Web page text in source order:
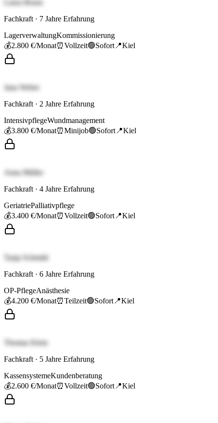
Laura Braun
Fachkraft · 7 Jahre Erfahrung
LagerverwaltungKommissionierung
💰2.800 €/Monat⏰Vollzeit🟢Sofort 📍Kiel
Jana Weber
Fachkraft · 2 Jahre Erfahrung
IntensivpflegeWundmanagement
💰3.800 €/Monat⏰Minijob🟢Sofort 📍Kiel
Anna Müller
Fachkraft · 4 Jahre Erfahrung
GeriatriePalliativpflege
💰3.400 €/Monat⏰Vollzeit🟢Sofort 📍Kiel
Tanja Schmidt
Fachkraft · 6 Jahre Erfahrung
OP-PflegeAnästhesie
💰4.200 €/Monat⏰Teilzeit🟢Sofort 📍Kiel
Thomas Klein
Fachkraft · 5 Jahre Erfahrung
KassensystemeKundenberatung
💰2.600 €/Monat⏰Vollzeit🟢Sofort 📍Kiel